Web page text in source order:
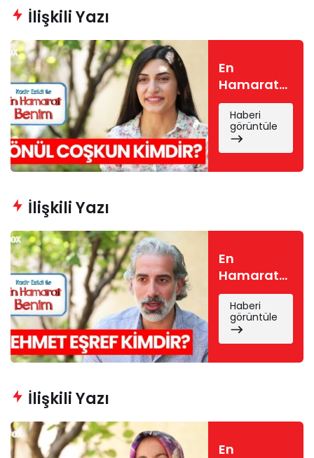
İlişkili Yazı
En
Hamarat
Benim
Gönül
kimdir?
Gönül
Coşkun
Haberi
görüntüle
İlişkili Yazı
En
Hamarat
Benim
Mehmet
Eşref
kimdir?
Mehmet
yaşında?
Haberi
görüntüle
İlişkili Yazı
En